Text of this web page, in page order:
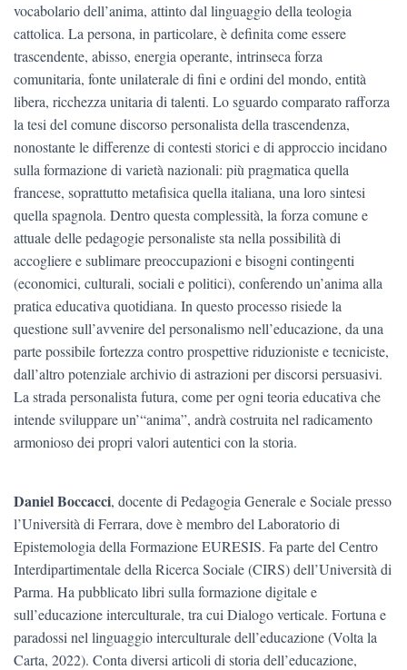
vocabolario dell’anima, attinto dal linguaggio della teologia
cattolica. La persona, in particolare, è definita come essere
trascendente, abisso, energia operante, intrinseca forza
comunitaria, fonte unilaterale di fini e ordini del mondo, entità
libera, ricchezza unitaria di talenti. Lo sguardo comparato rafforza
la tesi del comune discorso personalista della trascendenza,
nonostante le differenze di contesti storici e di approccio incidano
sulla formazione di varietà nazionali: più pragmatica quella
francese, soprattutto metafisica quella italiana, una loro sintesi
quella spagnola. Dentro questa complessità, la forza comune e
attuale delle pedagogie personaliste sta nella possibilità di
accogliere e sublimare preoccupazioni e bisogni contingenti
(economici, culturali, sociali e politici), conferendo un’anima alla
pratica educativa quotidiana. In questo processo risiede la
questione sull’avvenire del personalismo nell’educazione, da una
parte possibile fortezza contro prospettive riduzioniste e tecniciste,
dall’altro potenziale archivio di astrazioni per discorsi persuasivi.
La strada personalista futura, come per ogni teoria educativa che
intende sviluppare un’“anima”, andrà costruita nel radicamento
armonioso dei propri valori autentici con la storia.
Daniel Boccacci, docente di Pedagogia Generale e Sociale presso
l’Università di Ferrara, dove è membro del Laboratorio di
Epistemologia della Formazione EURESIS. Fa parte del Centro
Interdipartimentale della Ricerca Sociale (CIRS) dell’Università di
Parma. Ha pubblicato libri sulla formazione digitale e
sull’educazione interculturale, tra cui Dialogo verticale. Fortuna e
paradossi nel linguaggio interculturale dell’educazione (Volta la
Carta, 2022). Conta diversi articoli di storia dell’educazione,